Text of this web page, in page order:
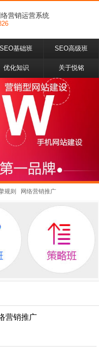
营销运营系统
SEO基础班 SEO高级班
优化知识 关于悦铭
规则 网络营销推广
营销推广